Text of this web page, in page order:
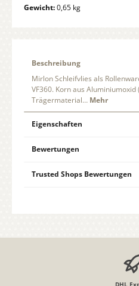
Gewicht:0,65 kg
Beschreibung
Mirlon Schleifvlies als
VF360. Korn aus Aluminiumoxid
Trägermaterial… Mehr
Eigenschaften
Bewertungen
Trusted Shops Bewertungen
DHL